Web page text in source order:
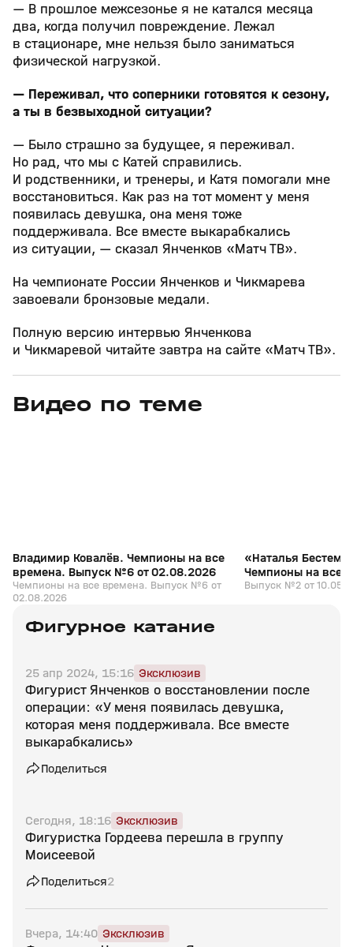
— В прошлое межсезонье я не катался месяца
два, когда получил повреждение. Лежал
в стационаре, мне нельзя было заниматься
физической нагрузкой.
— Переживал, что соперники готовятся к сезону,
а ты в безвыходной ситуации?
— Было страшно за будущее, я переживал.
Но рад, что мы с Катей справились.
И родственники, и тренеры, и Катя помогали мне
восстановиться. Как раз на тот момент у меня
появилась девушка, она меня тоже
поддерживала. Все вместе выкарабкались
из ситуации, — сказал Янченков «Матч ТВ».
На чемпионате России Янченков и Чикмарева
завоевали бронзовые медали.
Полную версию интервью Янченкова
и Чикмаревой читайте завтра на сайте «Матч ТВ».
Видео по теме
02 авг, 10:57
Владимир Ковалёв. Чемпионы на все
времена. Выпуск №6 от 02.08.2026
Чемпионы на все времена. Выпуск №6 от
02.08.2026
«Наталья
Чемпионы на все
от 10.05.2026
Выпуск №2 от
Фигурное катание
25 апр 2024, 15:16 Эксклюзив
Фигурист Янченков о восстановлении после
операции: «У меня появилась девушка,
которая меня поддерживала. Все вместе
выкарабкались»
Поделиться
Сегодня, 18:16 Эксклюзив
Фигуристка Гордеева перешла в группу
Моисеевой
Поделиться2
Вчера, 14:40 Эксклюзив